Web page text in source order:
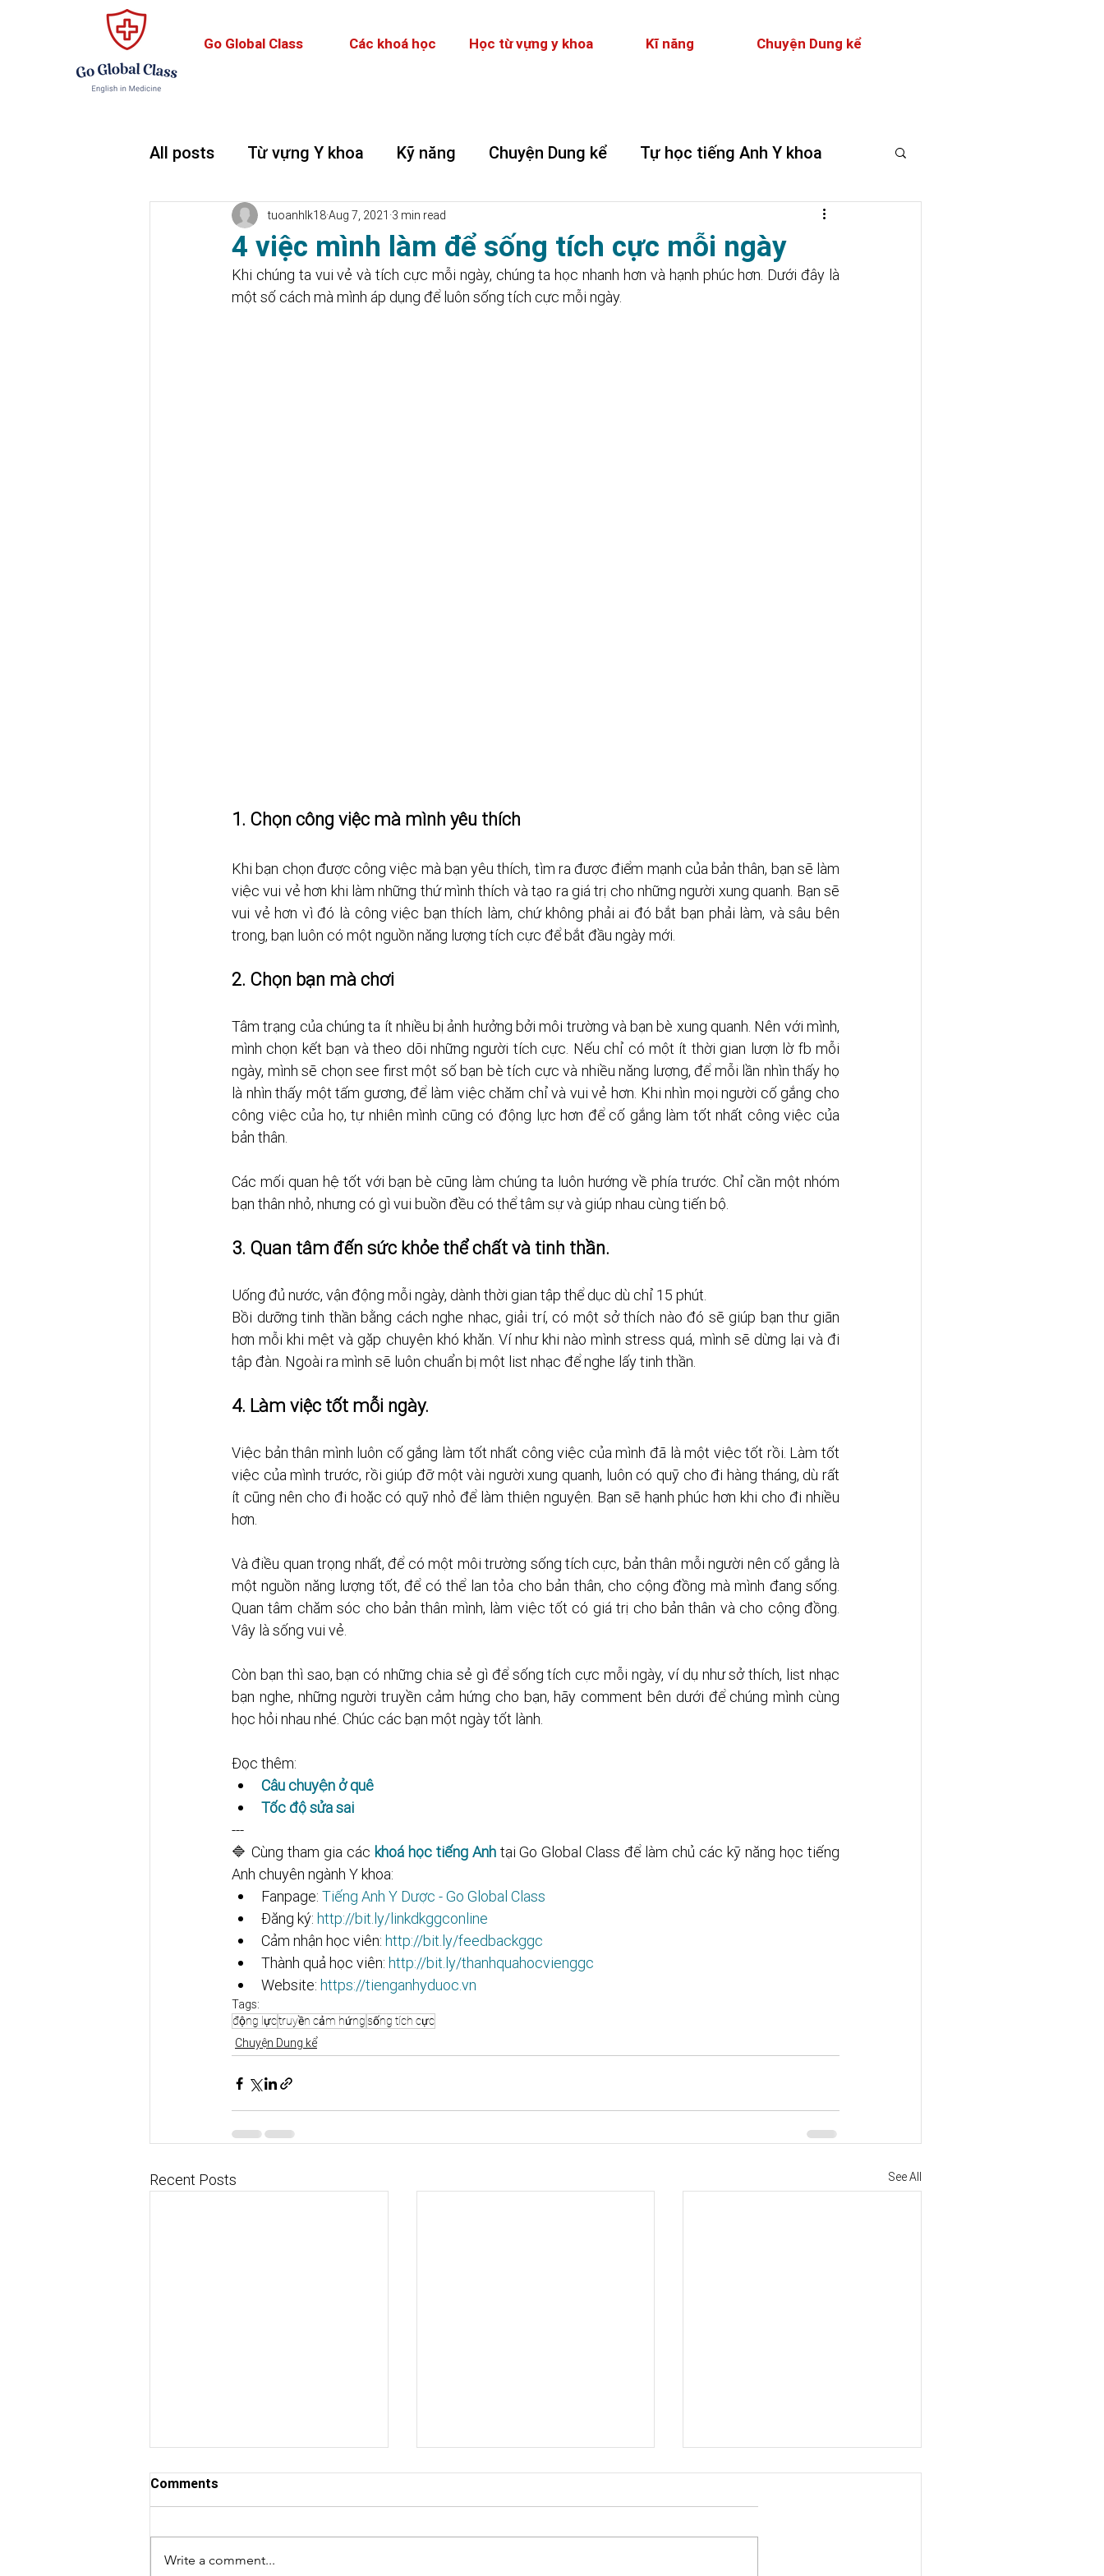
Go Global Class Các khoá học Học từ vựng y khoa Kĩ năng Chuyện Dung kể
All posts Từ vựng Y khoa Kỹ năng Chuyện Dung kể Tự học tiếng Anh Y khoa
Teaching and Learning
4 việc mình làm để sống tích cực mỗi ngày
tuoanhlk18Aug 7, 2021 3 min read
Khi chúng ta vui vẻ và tích cực mỗi ngày, chúng ta học nhanh hơn và hạnh phúc hơn. Dưới đây là
một số cách mà mình áp dụng để luôn sống tích cực mỗi ngày.
1. Chọn công việc mà mình yêu thích
Khi bạn chọn được công việc mà bạn yêu thích, tìm ra được điểm mạnh của bản thân, bạn sẽ làm
việc vui vẻ hơn khi làm những thứ mình thích và tạo ra giá trị cho những người xung quanh. Bạn sẽ
vui vẻ hơn vì đó là công việc bạn thích làm, chứ không phải ai đó bắt bạn phải làm, và sâu bên
trong, bạn luôn có một nguồn năng lượng tích cực để bắt đầu ngày mới.
2. Chọn bạn mà chơi
Tâm trạng của chúng ta ít nhiều bị ảnh hưởng bởi môi trường và bạn bè xung quanh. Nên với mình,
mình chọn kết bạn và theo dõi những người tích cực. Nếu chỉ có một ít thời gian lượn lờ fb mỗi
ngày, mình sẽ chọn see first một số bạn bè tích cực và nhiều năng lượng, để mỗi lần nhìn thấy họ
là nhìn thấy một tấm gương, để làm việc chăm chỉ và vui vẻ hơn. Khi nhìn mọi người cố gắng cho
công việc của họ, tự nhiên mình cũng có động lực hơn để cố gắng làm tốt nhất công việc của
bản thân.
Các mối quan hệ tốt với bạn bè cũng làm chúng ta luôn hướng về phía trước. Chỉ cần một nhóm
bạn thân nhỏ, nhưng có gì vui buồn đều có thể tâm sự và giúp nhau cùng tiến bộ.
3. Quan tâm đến sức khỏe thể chất và tinh thần.
Uống đủ nước, vận động mỗi ngày, dành thời gian tập thể dục dù chỉ 15 phút.
Bồi dưỡng tinh thần bằng cách nghe nhạc, giải trí, có một sở thích nào đó sẽ giúp bạn thư giãn
hơn mỗi khi mệt và gặp chuyện khó khăn. Ví như khi nào mình stress quá, mình sẽ dừng lại và đi
tập đàn. Ngoài ra mình sẽ luôn chuẩn bị một list nhạc để nghe lấy tinh thần.
4. Làm việc tốt mỗi ngày.
Việc bản thân mình luôn cố gắng làm tốt nhất công việc của mình đã là một việc tốt rồi. Làm tốt
việc của mình trước, rồi giúp đỡ một vài người xung quanh, luôn có quỹ cho đi hàng tháng, dù rất
ít cũng nên cho đi hoặc có quỹ nhỏ để làm thiện nguyện. Bạn sẽ hạnh phúc hơn khi cho đi nhiều
hơn.
Và điều quan trọng nhất, để có một môi trường sống tích cực, bản thân mỗi người nên cố gắng là
một nguồn năng lượng tốt, để có thể lan tỏa cho bản thân, cho cộng đồng mà mình đang sống.
Quan tâm chăm sóc cho bản thân mình, làm việc tốt có giá trị cho bản thân và cho cộng đồng.
Vây là sống vui vẻ.
Còn bạn thì sao, bạn có những chia sẻ gì để sống tích cực mỗi ngày, ví dụ như sở thích, list nhạc
bạn nghe, những người truyền cảm hứng cho bạn, hãy comment bên dưới để chúng mình cùng
học hỏi nhau nhé. Chúc các bạn một ngày tốt lành.
Đọc thêm:
Câu chuyện ở quê
Tốc độ sửa sai
---
🔷 Cùng tham gia các khoá học tiếng Anh tại Go Global Class để làm chủ các kỹ năng học tiếng
Anh chuyên ngành Y khoa:
Fanpage: Tiếng Anh Y Dược - Go Global Class
Đăng ký: http://bit.ly/linkdkggconline​​​​​​​​​​​
Cảm nhận học viên: http://bit.ly/feedbackggc​​​​​​​​​​​
Thành quả học viên: http://bit.ly/thanhquahocvienggc​​​​​
Website: https://tienganhyduoc.vn
Tags:
động lựctruyền cảm hứngsống tích cực
Chuyện Dung kể
Recent Posts See All
Niềm vui nho nhỏ
Comments
Write a comment...